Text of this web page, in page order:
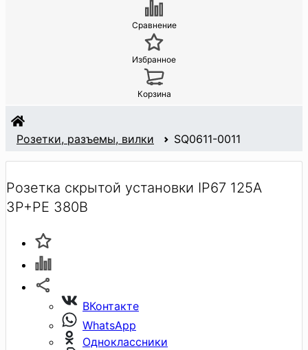
Сравнение
Избранное
Корзина
Розетки, разъемы, вилки SQ0611-0011
Розетка скрытой установки IP67 125А
3Р+РЕ 380В
ВКонтакте
WhatsApp
Одноклассники